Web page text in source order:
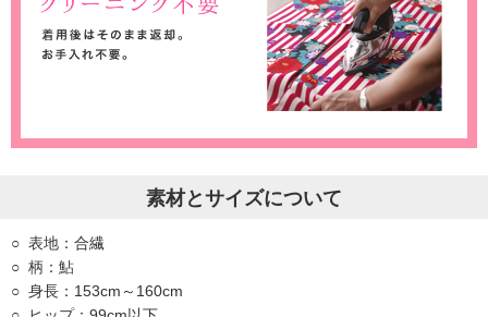
素材とサイズについて
表地：合繊
柄：鮎
身長：153cm～160cm